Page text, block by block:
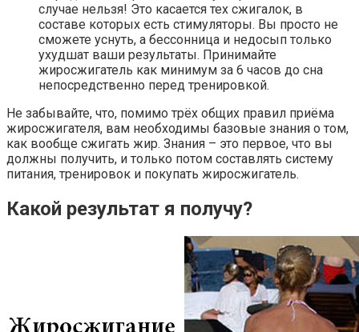
случае нельзя! Это касается тех сжигалок, в
составе которых есть стимуляторы. Вы просто не
сможете уснуть, а бессонница и недосып только
ухудшат ваши результаты. Принимайте
жиросжигатель как минимум за 6 часов до сна
непосредственно перед тренировкой.
Не забывайте, что, помимо трёх общих правил приёма
жиросжигателя, вам необходимы базовые знания о том,
как вообще сжигать жир. Знания – это первое, что вы
должны получить, и только потом составлять систему
питания, тренировок и покупать жиросжигатель.
Какой результат я получу?